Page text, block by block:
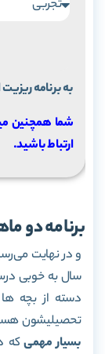
به برنامه
ارتباط باشید.
برنامه دو
و در نهایت
سال به خوبی
دسته از بچه
تحصیلیشون هست، 4 مرحله‌ای براشون وجود نداره و
بسیار مهمیکه